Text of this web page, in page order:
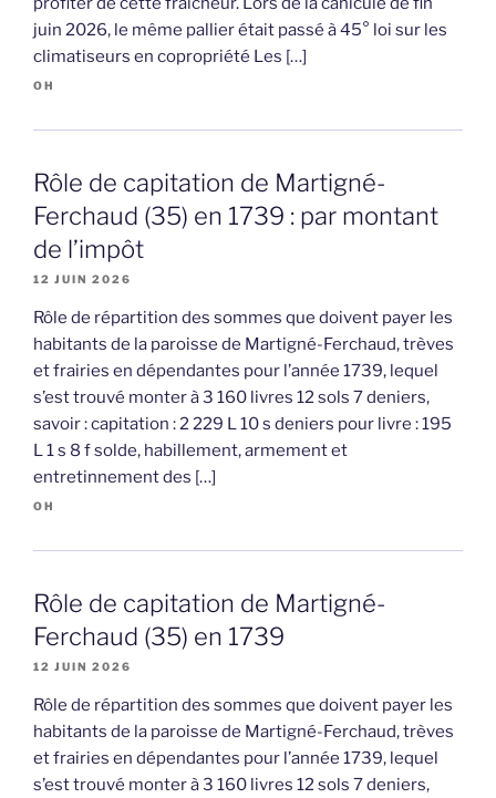
juin 2026, le même pallier était passé à 45° loi sur les
climatiseurs en copropriété Les […]
OH
Rôle de capitation de Martigné-
Ferchaud (35) en 1739 : par montant
de l’impôt
12 JUIN 2026
Rôle de répartition des sommes que doivent payer les
habitants de la paroisse de Martigné-Ferchaud, trèves
et frairies en dépendantes pour l’année 1739, lequel
s’est trouvé monter à 3 160 livres 12 sols 7 deniers,
savoir : capitation : 2 229 L 10 s deniers pour livre : 195
L 1 s 8 f solde, habillement, armement et
entretinnement des […]
OH
Rôle de capitation de Martigné-
Ferchaud (35) en 1739
12 JUIN 2026
Rôle de répartition des sommes que doivent payer les
habitants de la paroisse de Martigné-Ferchaud, trèves
et frairies en dépendantes pour l’année 1739, lequel
s’est trouvé monter à 3 160 livres 12 sols 7 deniers,